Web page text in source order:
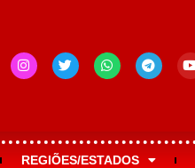
REGIÕES/ESTADOS